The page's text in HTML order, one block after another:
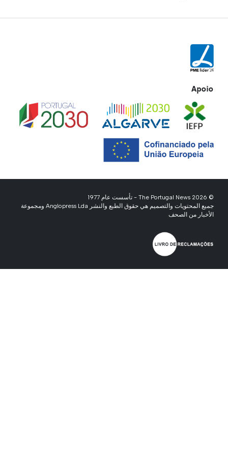
Apoio
© 2026 The Portugal News - تأسست عام 1977
جميع المحتويات والتصميم هي حقوق الطبع والنشر Anglopress Lda ومجموعة
الأخبار من الصحف